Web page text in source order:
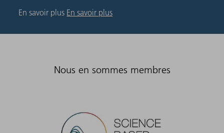
En savoir plus En savoir plus
Nous en sommes membres